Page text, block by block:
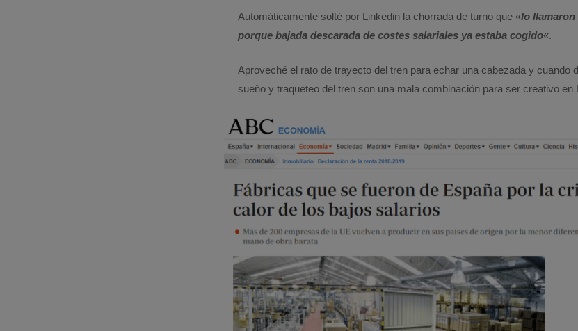
Automáticamente solté por Linkedin la chorrada de turno que «lo llamaron
porque bajada descarada de costes salariales ya estaba cogido«.
Aproveché el rato de trayecto del tren para echar una cabezada y cuando
sueño y traqueteo del tren son una mala combinación para ser creativo en